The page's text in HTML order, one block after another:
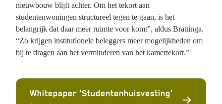
nieuwbouw blijft achter. Om het tekort aan
studentenwoningen structureel tegen te gaan, is het
belangrijk dat daar meer ruimte voor komt”, aldus Brattinga.
“Zo krijgen institutionele beleggers meer mogelijkheden om
bij te dragen aan het verminderen van het kamertekort.”
Whitepaper 'Studentenhuisvesting'